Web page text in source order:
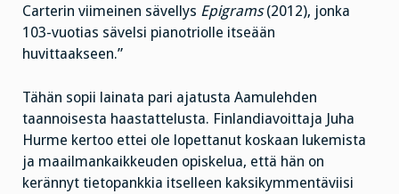
Carterin viimeinen sävellys Epigrams(2012), jonka
103-vuotias sävelsi pianotriolle itseään
huvittaakseen.”
Tähän sopii lainata pari ajatusta Aamulehden
taannoisesta haastattelusta. Finlandiavoittaja Juha
Hurme kertoo ettei ole lopettanut koskaan lukemista
ja maailmankaikkeuden opiskelua, että hän on
kerännyt tietopankkia itselleen kaksikymmentäviisi